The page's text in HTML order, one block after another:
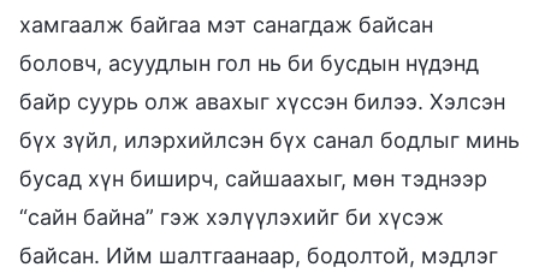
хамгаалж байгаа мэт санагдаж байсан
боловч, асуудлын гол нь би бусдын нүдэнд
байр суурь олж авахыг хүссэн билээ. Хэлсэн
бүх зүйл, илэрхийлсэн бүх санал бодлыг минь
бусад хүн биширч, сайшаахыг, мөн тэднээр
“сайн байна” гэж хэлүүлэхийг би хүсэж
байсан. Ийм шалтгаанаар, бодолтой, мэдлэг